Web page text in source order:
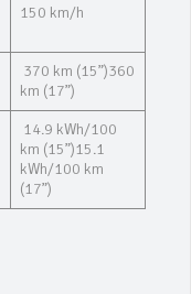
150 km/h
370 km (15”)360
km (17”)
14.9 kWh/100
km (15”)15.1
kWh/100 km
(17”)